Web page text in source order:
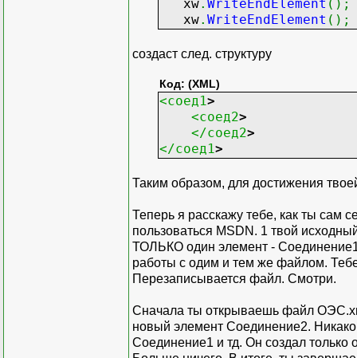
xw. WriteEndElement ( ) ;
xw. WriteEndElement ( ) ;
создаст след. структуру
Код: (XML)
<соед1>
<соед2>
</соед2>
</соед1>
Таким образом, для достижения
Теперь я расскажу тебе, как ты сам
пользоваться MSDN. 1 твой
ТОЛЬКО один элемент -
работы с одим и тем же файлом.
Перезаписывается файл. Смотри.
Сначала ты открываешь файл
новый элемент Соединение2.
Соединение1 и тд. Он создал